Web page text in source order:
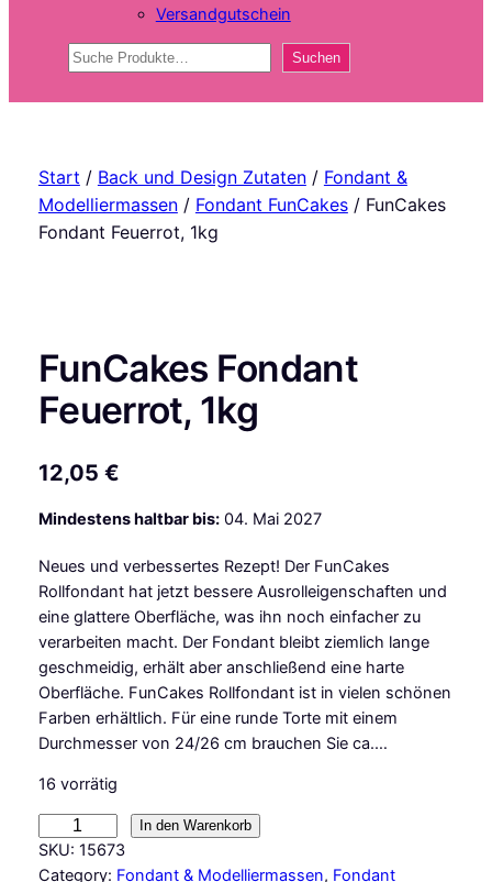
Versandgutschein
Suchen Suchen
Start / Back und Design Zutaten/ Fondant &
Modelliermassen/ Fondant FunCakes/ FunCakes
Fondant Feuerrot, 1kg
FunCakes Fondant
Feuerrot, 1kg
12,05 €
Mindestens haltbar bis:04. Mai 2027
Neues und verbessertes Rezept! Der FunCakes
Rollfondant hat jetzt bessere Ausrolleigenschaften und
eine glattere Oberfläche, was ihn noch einfacher zu
verarbeiten macht. Der Fondant bleibt ziemlich lange
geschmeidig, erhält aber anschließend eine harte
Oberfläche. FunCakes Rollfondant ist in vielen schönen
Farben erhältlich. Für eine runde Torte mit einem
Durchmesser von 24/26 cm brauchen Sie ca.…
16 vorrätig
u
n
In den Warenkorb
SKU: 15673
Category: Fondant & Modelliermassen, Fondant